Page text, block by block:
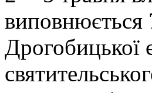
виповнюється
Дрогобицької